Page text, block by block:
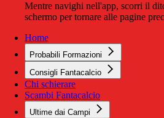
Mentre navighi nell'app, scorri il
schermo per tornare alle pagine
Home
Probabili Formazioni
Consigli Fantacalcio
Chi schierare
Scambi Fantacalcio
Ultime dai Campi